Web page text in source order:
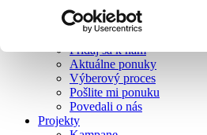
Zelený Martinus
Nerobíme rozdiely
Pridaj sa k nám
Aktuálne ponuky
Výberový proces
Pošlite mi ponuku
Povedali o nás
Projekty